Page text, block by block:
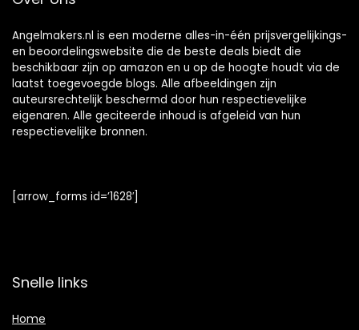
Angelmakers.nl is een moderne alles-in-één prijsvergelijkings-
en beoordelingswebsite die de beste deals biedt die
beschikbaar zijn op amazon en u op de hoogte houdt via de
laatst toegevoegde blogs. Alle afbeeldingen zijn
auteursrechtelijk beschermd door hun respectievelijke
eigenaren. Alle geciteerde inhoud is afgeleid van hun
respectievelijke bronnen.
[arrow_forms id=’1628′]
Snelle links
Home